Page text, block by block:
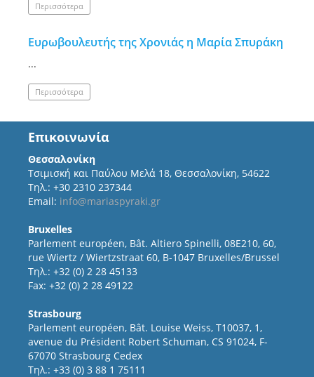
Περισσότερα
Ευρωβουλευτής της Χρονιάς η Μαρία Σπυράκη
...
Περισσότερα
Επικοινωνία
Θεσσαλονίκη
Τσιμισκή και Παύλου Μελά 18, Θεσσαλονίκη, 54622
Τηλ.: +30 2310 237344
Email: info@mariaspyraki.gr
Bruxelles
Parlement européen, Bât. Altiero Spinelli, 08E210, 60,
rue Wiertz / Wiertzstraat 60, B-1047 Bruxelles/Brussel
Τηλ.: +32 (0) 2 28 45133
Fax: +32 (0) 2 28 49122
Strasbourg
Parlement européen, Bât. Louise Weiss, T10037, 1,
avenue du Président Robert Schuman, CS 91024, F-
67070 Strasbourg Cedex
Τηλ.: +33 (0) 3 88 1 75111